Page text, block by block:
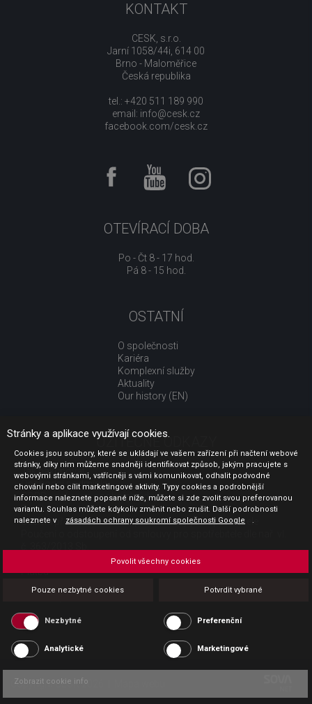
KONTAKT
CESK, s.r.o.
Jarní 1058/44i, 614 00
Brno - Maloměřice
Česká republika
tel.: +420 511 189 990
email: info@cesk.cz
facebook.com/cesk.cz
OTEVÍRACÍ DOBA
Po - Čt 8 - 17 hod.
Pá 8 - 15 hod.
OSTATNÍ
O společnosti
Kariéra
Komplexní služby
Aktuality
Our history (EN)
UŽITEČNÉ ODKAZY
Jak nakupovat
Obchodní podmínky
GDPR - ochrana osobních údajů
Profil zadavatele
Sdělení před uzavřením kupní smlouvy pro spotřebitele
Platba
Povinná publicita
Copyright CESK 2026 |
Stránky a aplikace využívají cookies.
Cookies jsou soubory, které se ukládají ve vašem zařízení při načtení webové
stránky, díky nim můžeme snadněji identifikovat způsob, jakým pracujete s
webovými stránkami, vstřícněji s vámi komunikovat, odhalit podvodné
chování nebo cílit marketingové aktivity. Typy cookies a podrobnější
informace naleznete popsané níže, můžete si zde zvolit svou preferovanou
variantu. Souhlas můžete kdykoliv změnit nebo zrušit. Další podrobnosti
naleznete v
zásadách ochrany soukromí společnosti Google .
Pouze nezbytné cookies Potvrdit vybrané
Povolit všechny cookies
Nezbytné Preferenční
Analytické Marketingové
Zobrazit cookie info